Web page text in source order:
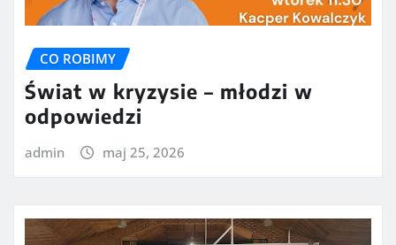
CO ROBIMY
Świat w kryzysie – młodzi w
odpowiedzi
admin maj 25, 2026